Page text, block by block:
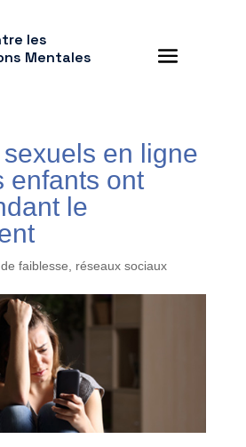
les
Mentales
en ligne
enfants ont
le
faiblesse réseaux sociaux